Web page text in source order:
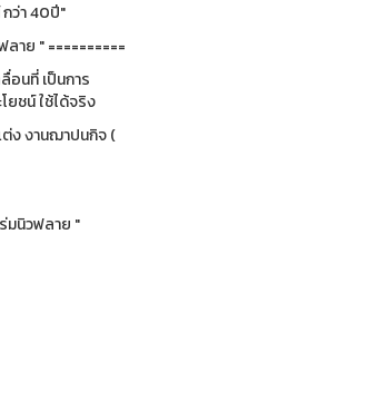
ว่า 40ปี"
าย " ==========
อนที่ เป็นการ
ยชน์ ใช้ได้จริง
ต่ง งานฌาปนกิจ (
มนิวฟลาย "